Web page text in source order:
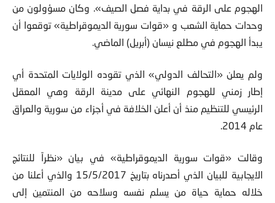
الهجوم على الرقة في بداية فصل الصيف». وكان مسؤولون من
وحدات حماية الشعب و «قوات سورية الديموقراطية» توقعوا أن
يبدأ الهجوم في مطلع نيسان (أبريل) الماضي.
ولم يعلن «التحالف الدولي» الذي تقوده الولايات المتحدة أي
إطار زمني للهجوم النهائي على مدينة الرقة وهي المعقل
الرئيسي للتنظيم منذ أن أعلن الخلافة في أجزاء من سورية والعراق
عام 2014.
وقالت «قوات سورية الديموقراطية» في بيان «نظراً للنتائج
الايجابية للبيان الذي أصدرناه بتاريخ 15/5/2017 والذي أعلنا من
خلاله حماية حياة من يسلم نفسه وسلاحه من المنتمين إلى